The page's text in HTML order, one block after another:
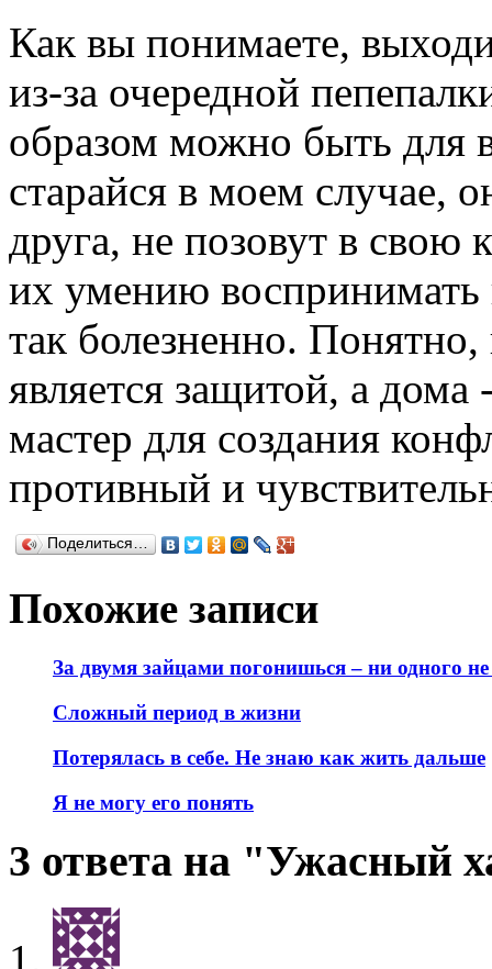
Как вы понимаете,
из-за очередной
образом можно быть для
старайся в моем случае,
друга, не позовут в
их умению
так болезненно.
является защитой, а
мастер для создания
противный и
Поделиться…
Похожие записи
За двумя зайцами погонишься – ни одного
Сложный период в жизни
Потерялась в себе. Не знаю как жить дальше
Я не могу его понять
3 ответа на "Ужасный